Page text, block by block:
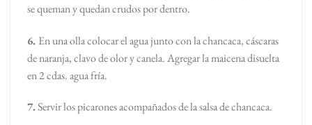
se queman y quedan crudos por dentro.
6. En una olla colocar el agua junto con la chancaca, cáscaras
de naranja, clavo de olor y canela. Agregar la maicena disuelta
en 2 cdas. agua fría.
7.Servir los picarones acompañados de la salsa de chancaca.